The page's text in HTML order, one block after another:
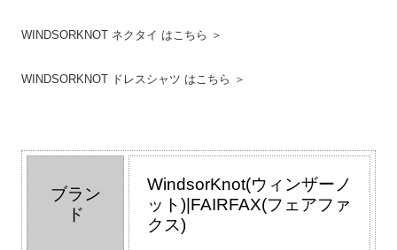
WINDSORKNOT ネクタイ はこちら ＞
WINDSORKNOT ドレスシャツ はこちら ＞
ブラン
ド
WindsorKnot(ウィンザーノ
ット)|FAIRFAX(フェアファ
クス)